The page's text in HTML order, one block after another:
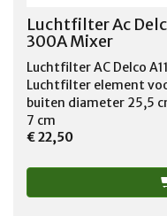
Luchtfilter Ac
300A Mixer
Luchtfilter AC Delco
Luchtfilter element
buiten diameter 25,5
7 cm
€ 22,50